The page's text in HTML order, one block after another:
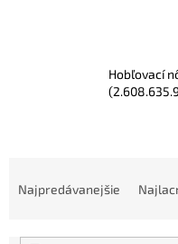
Hobľovací
Najpredávanejšie